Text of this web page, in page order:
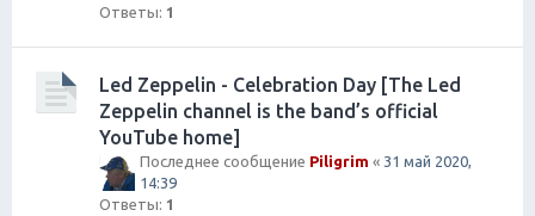
Ответы: 1
Led Zeppelin - Celebration Day [The Led
Zeppelin channel is the band’s official
YouTube home]
Последнее сообщение Piligrim « 31 май 2020,
14:39
Ответы: 1